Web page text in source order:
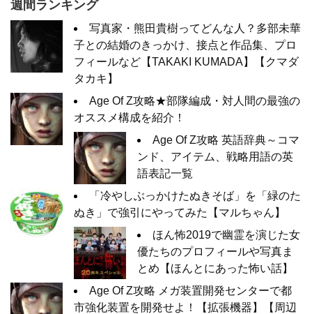
週間ランキング
写真家・熊田貴樹ってどんな人？多部未華
子との結婚のきっかけ、接点と作品集、プロ
フィールなど【TAKAKI KUMADA】【クマダ
タカキ】
Age Of Z攻略★部隊編成・対人間の最強の
オススメ構成を紹介！
Age Of Z攻略 英語辞典～コマ
ンド、アイテム、戦略用語の英
語表記一覧
「冷やしぶっかけたぬきそば」を「緑のた
ぬき」で強引にやってみた【マルちゃん】
ほん怖2019で幽霊を演じた女
優たちのプロフィールや写真ま
とめ【ほんとにあった怖い話】
Age Of Z攻略 メガ装置開発センターで都
市強化装置を開発せよ！【拡張機器】【周辺